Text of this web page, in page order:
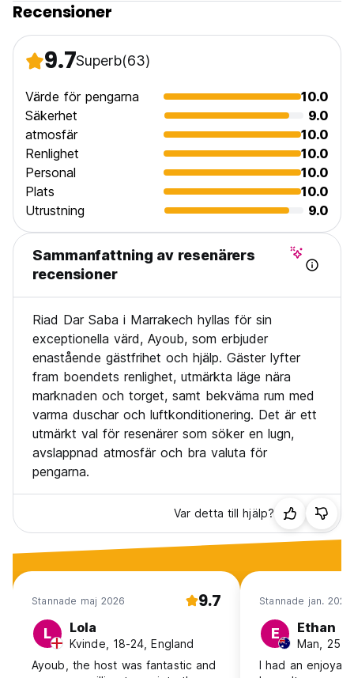
Recensioner
9.7Superb(63)
Värde för pengarna
10.0
Säkerhet
9.0
atmosfär
10.0
Renlighet
10.0
Personal
10.0
Plats
10.0
Utrustning
9.0
Sammanfattning av resenärers
recensioner
Riad Dar Saba i Marrakech hyllas för sin
exceptionella värd, Ayoub, som erbjuder
enastående gästfrihet och hjälp. Gäster lyfter
fram boendets renlighet, utmärkta läge nära
marknaden och torget, samt bekväma rum med
varma duschar och luftkonditionering. Det är ett
utmärkt val för resenärer som söker en lugn,
avslappnad atmosfär och bra valuta för
pengarna.
Var detta till hjälp?
Stannade maj 2026 9.7
L Lola
Kvinde, 18-24, England
Ayoub, the host was fantastic and
Stannade jan. 2025
E Ethan
Man, 25-
I had an